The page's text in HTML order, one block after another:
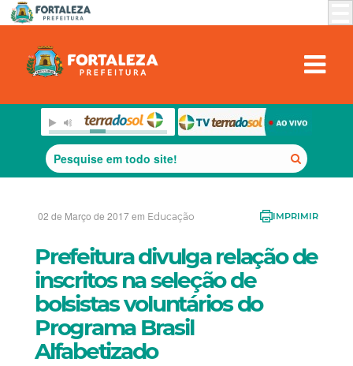
02 de Março de 2017 em Educação IMPRIMIR
Prefeitura divulga relação de
inscritos na seleção de
bolsistas voluntários do
Programa Brasil
Alfabetizado